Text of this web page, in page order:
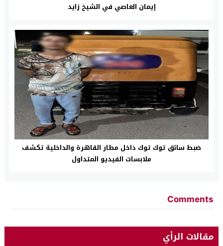
إيمان العاصي في الشيخ زايد
ضبط سائق توك توك داخل مطار القاهرة والداخلية تكشف
ملابسات الفيديو المتداول
Comments
مقالات الرأي